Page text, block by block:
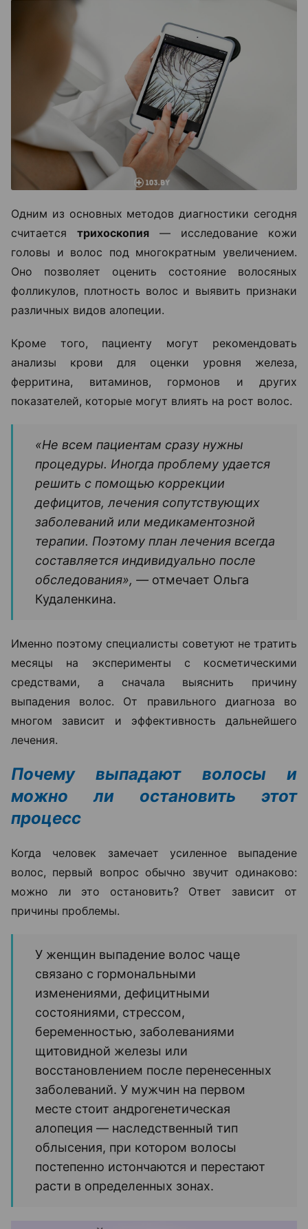
Одним из основных методов диагностики сегодня
считается трихоскопия — исследование кожи
головы и волос под многократным увеличением.
Оно позволяет оценить состояние волосяных
фолликулов, плотность волос и выявить признаки
различных видов алопеции.
Кроме того, пациенту могут рекомендовать
анализы крови для оценки уровня железа,
ферритина, витаминов, гормонов и других
показателей, которые могут влиять на рост волос.
«Не всем пациентам сразу нужны
процедуры. Иногда проблему удается
решить с помощью коррекции
дефицитов, лечения сопутствующих
заболеваний или медикаментозной
терапии. Поэтому план лечения всегда
составляется индивидуально после
обследования», — отмечает Ольга
Кудаленкина.
Именно поэтому специалисты советуют не тратить
месяцы на эксперименты с косметическими
средствами, а сначала выяснить причину
выпадения волос. От правильного диагноза во
многом зависит и эффективность дальнейшего
лечения.
Почему выпадают волосы и
можно ли остановить этот
процесс
Когда человек замечает усиленное выпадение
волос, первый вопрос обычно звучит одинаково:
можно ли это остановить? Ответ зависит от
причины проблемы.
У женщин выпадение волос чаще
связано с гормональными
изменениями, дефицитными
состояниями, стрессом,
беременностью, заболеваниями
щитовидной железы или
восстановлением после перенесенных
заболеваний. У мужчин на первом
месте стоит андрогенетическая
алопеция — наследственный тип
облысения, при котором волосы
постепенно истончаются и перестают
расти в определенных зонах.